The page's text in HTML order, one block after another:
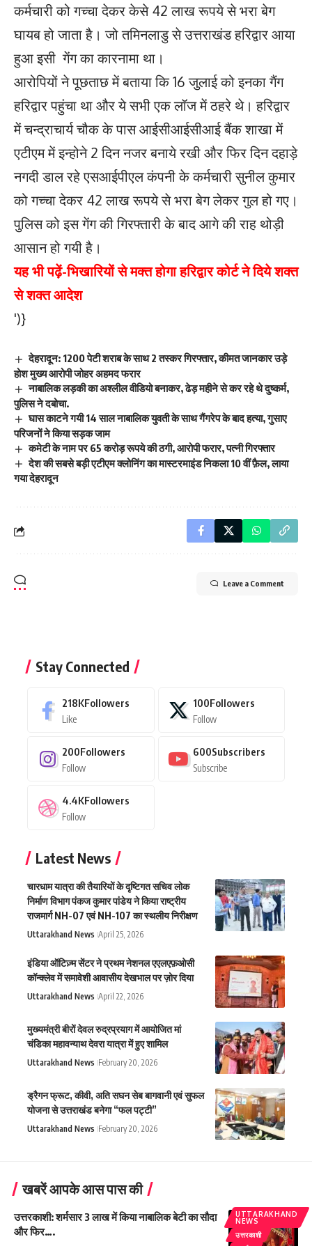
कर्मचारी को गच्चा देकर केसे 42 लाख रूपये से भरा बेग
घायब हो जाता है। जो तमिनलाडु से उत्तराखंड हरिद्वार आया
हुआ इसी गेंग का कारनामा था।
आरोपियों ने पूछताछ में बताया कि 16 जुलाई को इनका गैंग
हरिद्वार पहुंचा था और ये सभी एक लॉज में ठहरे थे। हरिद्वार
में चन्द्राचार्य चौक के पास आईसीआईसीआई बैंक शाखा में
एटीएम में इन्होने 2 दिन नजर बनाये रखी और फिर दिन दहाड़े
नगदी डाल रहे एसआईपीएल कंपनी के कर्मचारी सुनील कुमार
को गच्चा देकर 42 लाख रूपये से भरा बेग लेकर गुल हो गए।
पुलिस को इस गेंग की गिरफ्तारी के बाद आगे की राह थोड़ी
आसान हो गयी है।
यह भी पढ़ें-भिखारियों से मक्त होगा हरिद्वार कोर्ट ने दिये शक्त
से शक्त आदेश
')}
देहरादून: 1200 पेटी शराब के साथ 2 तस्कर गिरफ्तार, कीमत जानकार उड़े
होश मुख्य आरोपी जोहर अहमद फरार
नाबालिक लड़की का अश्लील वीडियो बनाकर, ढेड़ महीने से कर रहे थे दुष्कर्म,
पुलिस ने दबोचा.
घास काटने गयी 14 साल नाबालिक युवती के साथ गैंगरेप के बाद हत्या, गुसाए
परिजनों ने किया सड़क जाम
कमेटी के नाम पर 65 करोड़ रूपये की ठगी, आरोपी फरार, पत्नी गिरफ्तार
देश की सबसे बड़ी एटीएम क्लोनिंग का मास्टरमाइंड निकला 10 वीं फ़ैल, लाया
गया देहरादून
Leave a Comment
Stay Connected
218KFollowers
Like
100Followers
Follow
200Followers
Follow
600Subscribers
Subscribe
4.4KFollowers
Follow
Latest News
चारधाम यात्रा की तैयारियों के दृष्टिगत सचिव लोक
निर्माण विभाग पंकज कुमार पांडेय ने किया राष्ट्रीय
राजमार्ग NH-07 एवं NH-107 का स्थलीय निरीक्षण
Uttarakhand News April 25, 2026
इंडिया ऑटिज़्म सेंटर ने प्रथम नेशनल एएलएफ़ओसी
कॉन्क्लेव में समावेशी आवासीय देखभाल पर ज़ोर दिया
Uttarakhand News April 22, 2026
मुख्यमंत्री बीरों देवल रुद्रप्रयाग में आयोजित मां
चंडिका महावन्याथ देवरा यात्रा में हुए शामिल
Uttarakhand News February 20, 2026
ड्रैगन फ्रूट, कीवी, अति सघन सेब बागवानी एवं सुफल
योजना से उत्तराखंड बनेगा “फल पट्टी”
Uttarakhand News February 20, 2026
खबरें आपके आस पास की
UTTARAKHAND
NEWS
उत्तरकाशी
उत्तरकाशी: शर्मसार 3 लाख में किया नाबालिक बेटी का सौदा
और फिर….